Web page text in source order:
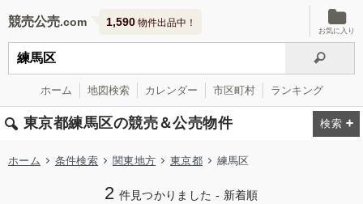
競売公売 1,590 物件出品中！
お気に入り
ホーム 地図検索 カレンダー 市区町村 ランキング
東京都練馬区の競売＆公売物件
ホーム 条件検索 関東地方 東京都 練馬区
2 件見つかりました - 新着順